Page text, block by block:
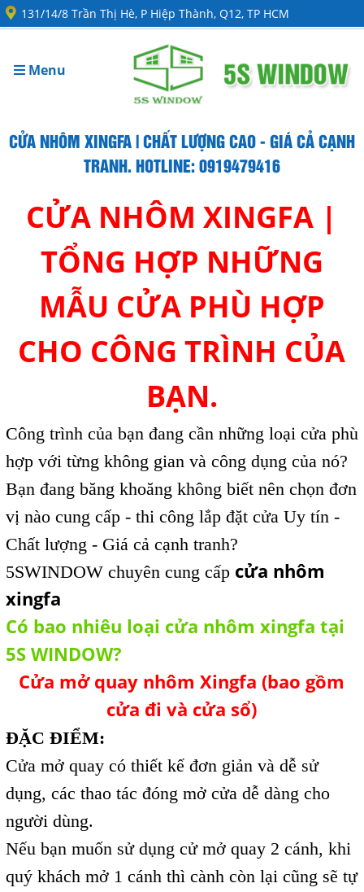
131/14/8 Trần Thị Hè, P Hiệp Thành, Q12, TP HCM
Menu
CỬA NHÔM XINGFA | CHẤT LƯỢNG CAO - GIÁ CẢ CẠNH
TRANH. HOTLINE: 0919479416
CỬA NHÔM XINGFA |
TỔNG HỢP NHỮNG
MẪU CỬA PHÙ HỢP
CHO CÔNG TRÌNH CỦA
BẠN.
Công trình của bạn đang cần những loại cửa phù
hợp với từng không gian và công dụng của nó?
Bạn đang băng khoăng không biết nên chọn đơn
vị nào cung cấp - thi công lắp đặt cửa Uy tín -
Chất lượng - Giá cả cạnh tranh?
5SWINDOW chuyên cung cấp cửa nhôm
xingfa
Có bao nhiêu loại cửa nhôm xingfa tại
5S WINDOW?
Cửa mở quay nhôm Xingfa (bao gồm
cửa đi và cửa sổ)
ĐẶC ĐIỂM:
Cửa mở quay có thiết kế đơn giản và dễ sử
dụng, các thao tác đóng mở cửa dễ dàng cho
người dùng.
Nếu bạn muốn sử dụng cử mở quay 2 cánh, khi
quý khách mở 1 cánh thì cành còn lại cũng sẽ tự